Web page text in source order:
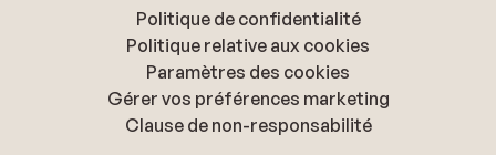
Politique de confidentialité
Politique relative aux cookies
Paramètres des cookies
Gérer vos préférences marketing
Clause de non-responsabilité